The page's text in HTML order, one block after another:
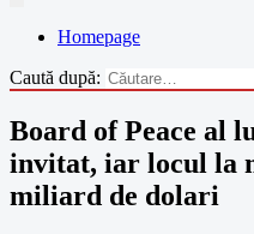
Homepage
Caută după:
Board of Peace al
invitat, iar locul la
miliard de dolari